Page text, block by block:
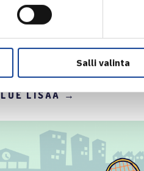
Salli valinta
Olosuhdeseminaari
järjestetään 5.11. –
ilmoittaudu mukaan
LUE LISÄÄ →